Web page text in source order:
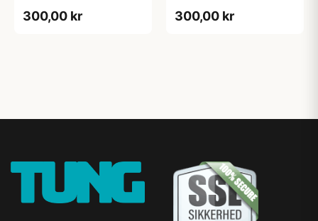
300,00 kr 300,00 kr